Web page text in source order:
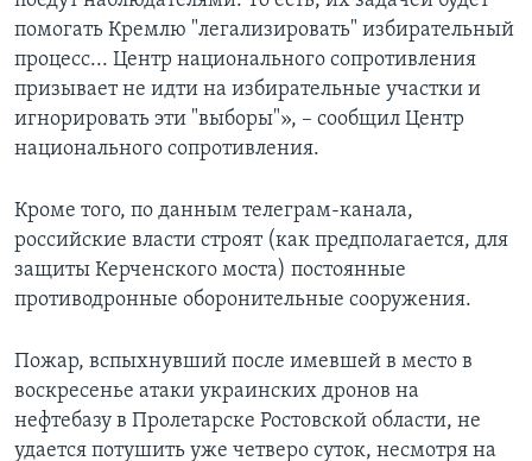
помогать Кремлю "легализировать" избирательный
процесс... Центр национального сопротивления
призывает не идти на избирательные участки и
игнорировать эти "выборы"», – сообщил Центр
национального сопротивления.
Кроме того, по данным телеграм-канала,
российские власти строят (как предполагается, для
защиты Керченского моста) постоянные
противодронные оборонительные сооружения.
Пожар, вспыхнувший после имевшей в место в
воскресенье атаки украинских дронов на
нефтебазу в Пролетарске Ростовской области, не
удается потушить уже четверо суток, несмотря на